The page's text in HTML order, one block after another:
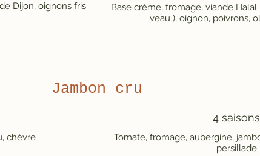
Dijon, oignons fris
Base crème, fromage, viande
veau ), oignon, poivrons,
Jambon cru
chèvre
4 saisons
Tomate, fromage, aubergine,
persillade